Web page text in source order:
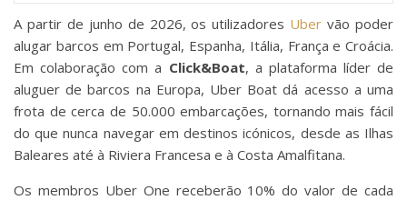
A partir de junho de 2026, os utilizadores Uber vão poder
alugar barcos em Portugal, Espanha, Itália, França e Croácia.
Em colaboração com a Click&Boat, a plataforma líder de
aluguer de barcos na Europa, Uber Boat dá acesso a uma
frota de cerca de 50.000 embarcações, tornando mais fácil
do que nunca navegar em destinos icónicos, desde as Ilhas
Baleares até à Riviera Francesa e à Costa Amalfitana.
Os membros Uber One receberão 10% do valor de cada